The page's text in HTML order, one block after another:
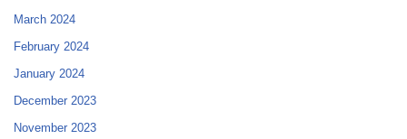
March 2024
February 2024
January 2024
December 2023
November 2023